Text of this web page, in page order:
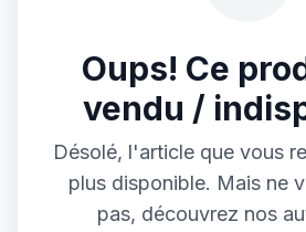
Oups! Ce
vendu /
Désolé, l'article que vous
plus disponible. Mais ne
pas, découvrez nos